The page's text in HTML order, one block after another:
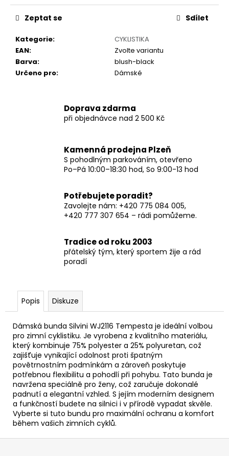
Kategorie:
CYKLISTIKA
EAN:
Zvolte variantu
Barva:
blush-black
Určeno pro: Dámské
Zeptat se Sdílet
Doprava zdarma
při objednávce nad 2 500 Kč
Kamenná prodejna Plzeň
S pohodlným parkováním, otevřeno
Po–Pá 10:00–18:30 hod, So 9:00-13 hod
Potřebujete poradit?
Zavolejte nám: +420 775 084 005,
+420 777 307 654 – rádi pomůžeme.
Tradice od roku 2003
přátelský tým, který sportem žije a rád
poradí
Popis Diskuze
Dámská bunda Silvini WJ2116 Tempesta je ideální volbou
pro zimní cyklistiku. Je vyrobena z kvalitního materiálu,
který kombinuje 75% polyester a 25% polyuretan, což
zajišťuje vynikající odolnost proti špatným
povětrnostním podmínkám a zároveň poskytuje
potřebnou flexibilitu a pohodlí při pohybu. Tato bunda je
navržena speciálně pro ženy, což zaručuje dokonalé
padnutí a elegantní vzhled. S jejím moderním designem
a funkčností budete na silnici i v přírodě vypadat skvěle.
Vyberte si tuto bundu pro maximální ochranu a komfort
během vašich zimních cyklů.
Z